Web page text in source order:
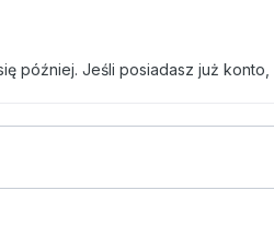
później. Jeśli posiadasz już konto,